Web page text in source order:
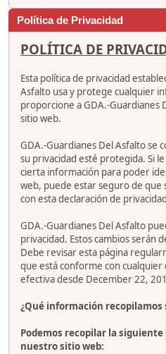
Política de Privacidad
POLÍTICA DE
Esta política de privacidad
Asfalto usa y protege cualquier
proporcione a GDA.-Guardianes
sitio web.
GDA.-Guardianes Del Asfalto se
su privacidad esté protegida. Si
cierta información para poder
web, puede estar seguro de que
con esta declaración de
GDA.-Guardianes Del Asfalto
privacidad. Estos cambios serán
Debe revisar esta página
que está conforme con cualquier
efectiva desde December 22,
¿Qué información recopilamos
Podemos recopilar la
nuestro sitio web: